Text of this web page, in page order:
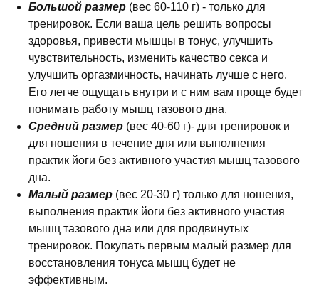
Большой размер (вес 60-110 г) - только для
тренировок. Если ваша цель решить вопросы
здоровья, привести мышцы в тонус, улучшить
чувствительность, изменить качество секса и
улучшить оргазмичность, начинать лучше с него.
Его легче ощущать внутри и с ним вам проще будет
понимать работу мышц тазового дна.
Средний размер (вес 40-60 г)- для тренировок и
для ношения в течение дня или выполнения
практик йоги без активного участия мышц тазового
дна.
Малый размер (вес 20-30 г) только для ношения,
выполнения практик йоги без активного участия
мышц тазового дна или для продвинутых
тренировок. Покупать первым малый размер для
восстановления тонуса мышц будет не
эффективным.